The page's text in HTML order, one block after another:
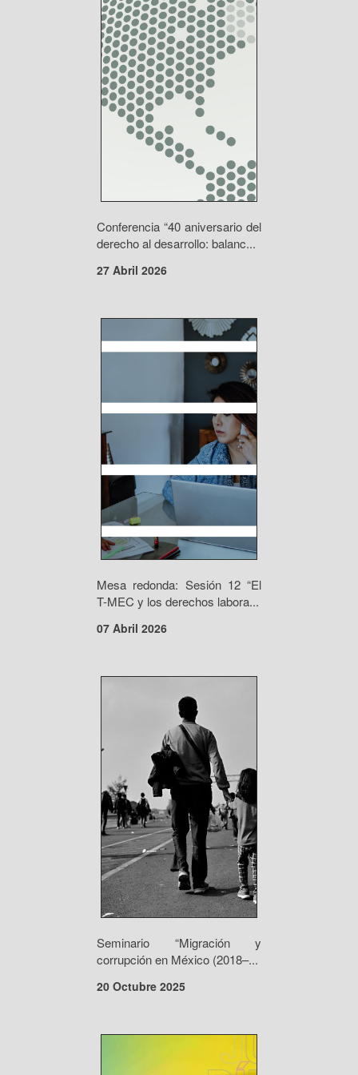
Conferencia “40 aniversario del
derecho al desarrollo: balanc...
27 Abril 2026
Mesa redonda: Sesión 12 “El
T-MEC y los derechos labora...
07 Abril 2026
Seminario “Migración y
corrupción en México (2018–...
20 Octubre 2025